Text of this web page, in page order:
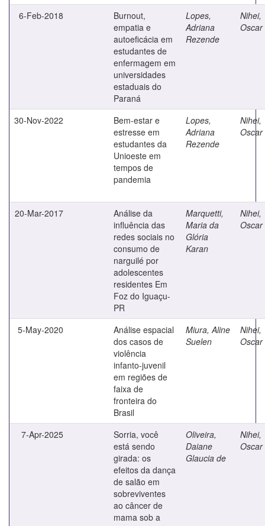
6-Feb-2018
Burnout,
empatia e
autoeficácia em
estudantes de
enfermagem em
universidades
estaduais do
Paraná
Lopes,
Adriana
Rezende
Nihei,
Oscar
30-Nov-2022
Bem-estar e
estresse em
estudantes da
Unioeste em
tempos de
pandemia
Lopes,
Adriana
Rezende
Nihei,
Oscar
20-Mar-2017
Análise da
influência das
redes sociais no
consumo de
narguilé por
adolescentes
residentes Em
Foz do Iguaçu-
PR
Marquetti,
Maria da
Glória
Karan
Nihei,
Oscar
5-May-2020
Análise espacial
dos casos de
violência
infanto-juvenil
em regiões de
faixa de
fronteira do
Brasil
Miura, Aline
Suelen
Nihei,
Oscar
7-Apr-2025
Sorria, você
está sendo
girada: os
efeitos da dança
de salão em
sobreviventes
ao câncer de
mama sob a
Oliveira,
Daiane
Glaucia de
Nihei,
Oscar